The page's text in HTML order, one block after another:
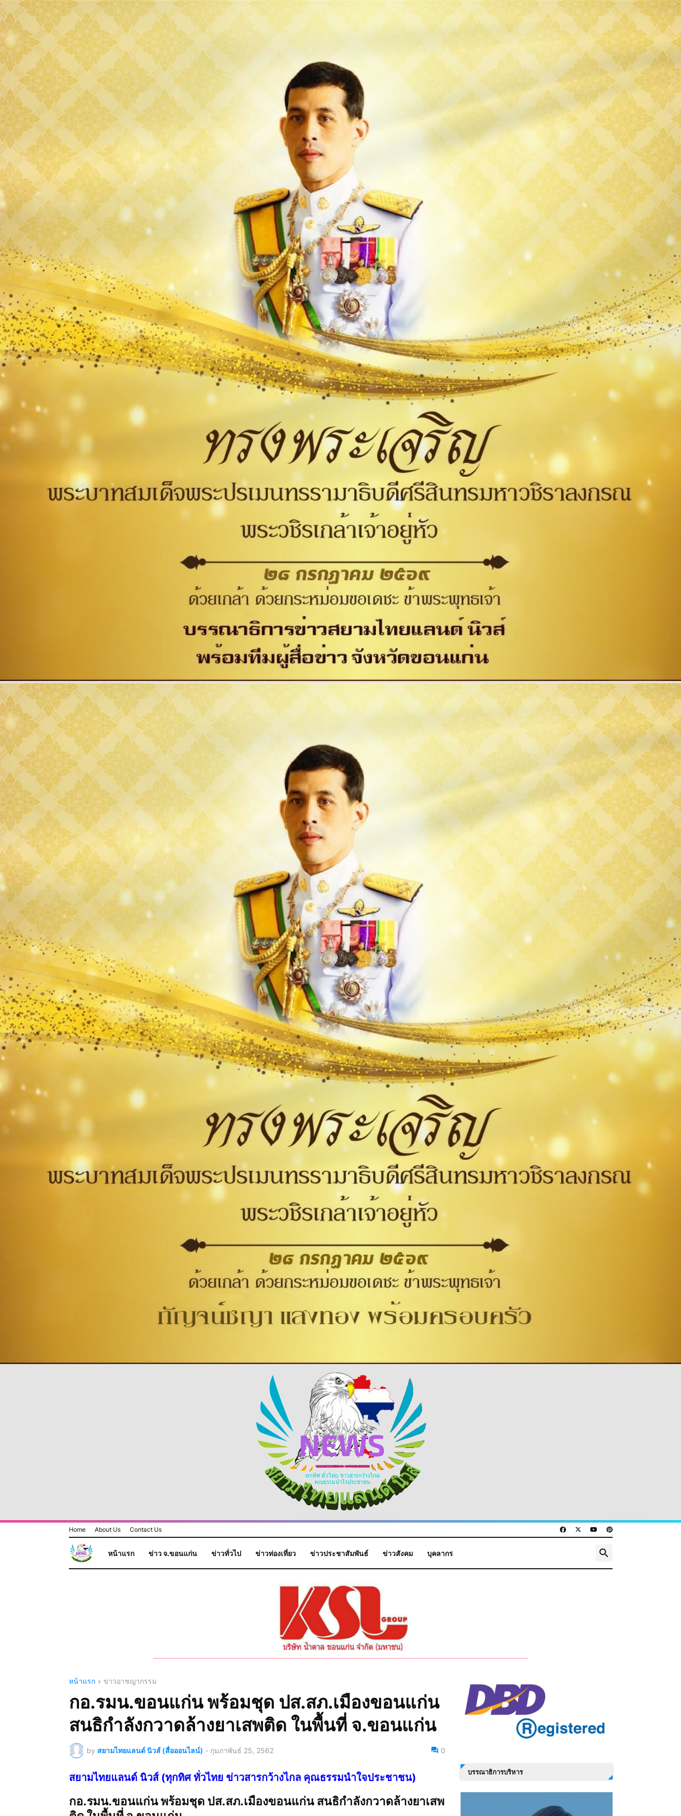
Home About Us Contact Us
หน้าแรก ข่าว จ.ขอนแก่น ข่าวทั่วไป ข่าวท่องเที่ยว ข่าวประชาสัมพันธ์ ข่าวสังคม บุคลากร
หน้าแรก ข่าวอาชญากรรม
กอ.รมน.ขอนแก่น พร้อมชุด ปส.สภ.เมืองขอนแก่น
สนธิกำลังกวาดล้างยาเสพติด ในพื้นที่ จ.ขอนแก่น
by สยามไทยแลนด์ นิวส์ (สื่อออนไลน์) - กุมภาพันธ์ 25, 2562 0
สยามไทยแลนด์ นิวส์ (ทุกทิศ ทั่วไทย ข่าวสารกว้างไกล คุณธรรมนำใจประชาชน)
กอ.รมน.ขอนแก่น พร้อมชุด ปส.สภ.เมืองขอนแก่น สนธิกำลังกวาดล้างยาเสพ
บรรณาธิการบริหาร